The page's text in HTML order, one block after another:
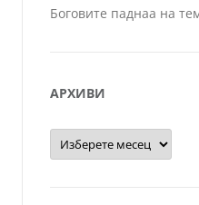
Боговите паднаа на
АРХИВИ
Архиви